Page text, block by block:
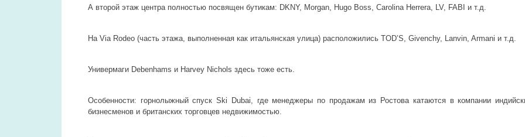
А второй этаж центра полностью посвящен бутикам: DKNY, Morgan, Hugo Boss, Carolina Herrera, LV, FABI и т.д.
На Via Rodeo (часть этажа, выполненная как итальянская улица) расположились TOD’S, Givenchy, Lanvin, Armani и т.д.
Универмаги Debenhams и Harvey Nichols здесь тоже есть.
Особенности: горнолыжный спуск Ski Dubai, где менеджеры по продажам из Ростова катаются в компании
бизнесменов и британских торговцев недвижимостью.